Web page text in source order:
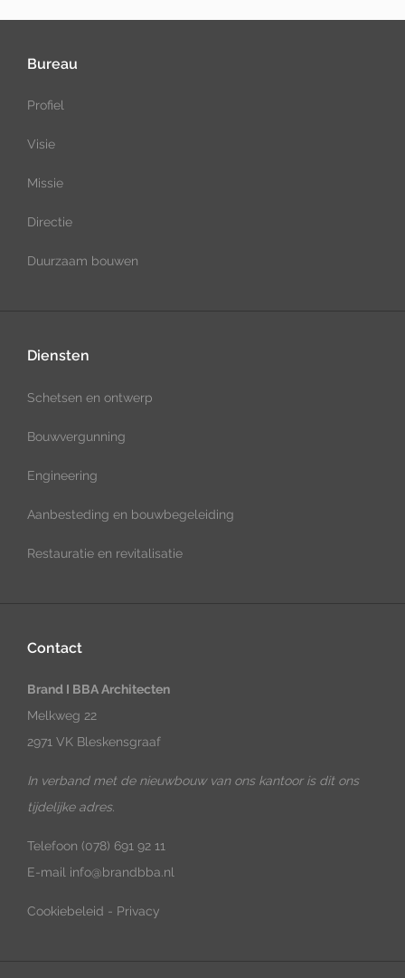
Bureau
Profiel
Visie
Missie
Directie
Duurzaam bouwen
Diensten
Schetsen en ontwerp
Bouwvergunning
Engineering
Aanbesteding en bouwbegeleiding
Restauratie en revitalisatie
Contact
Brand I BBA Architecten
Melkweg 22
2971 VK Bleskensgraaf
In verband met de nieuwbouw van ons kantoor is dit ons
tijdelijke adres.
Telefoon (078) 691 92 11
E-mail info@brandbba.nl
Cookiebeleid - Privacy